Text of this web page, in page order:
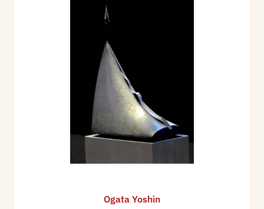
Ogata Yoshin